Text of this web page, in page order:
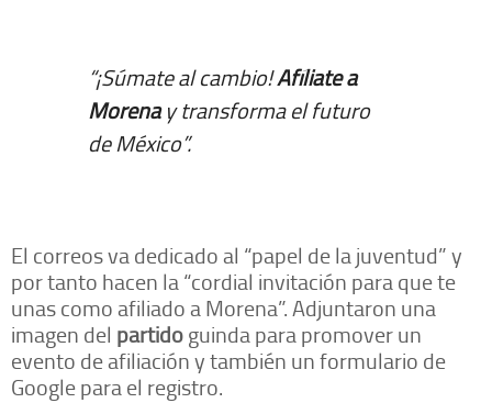
“¡Súmate al cambio!Afíliate a
Morenay transforma el futuro
de México”.
El correos va dedicado al “papel de la juventud” y
por tanto hacen la “cordial invitación para que te
unas como afiliado a Morena”. Adjuntaron una
imagen del partidoguinda para promover un
evento de afiliación y también un formulario de
Google para el registro.